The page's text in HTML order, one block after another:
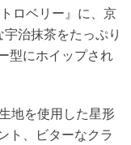
ロベリー』に、京
治抹茶をたっぷり
型にホイップされ
地を使用した星形
ト、ビターなクラ